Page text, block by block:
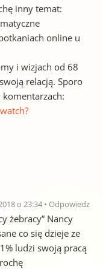
inny temat:
online u
i wizjach od 68
relacją. Sporo
o 23:34 Odpowiedz
żebracy” Nancy
co się dzieje ze
ludzi swoją pracą